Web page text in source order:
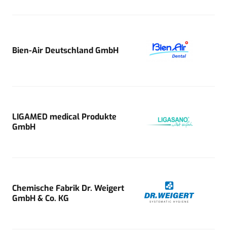
Bien-Air Deutschland GmbH
LIGAMED medical Produkte
GmbH
Chemische Fabrik Dr. Weigert
GmbH & Co. KG